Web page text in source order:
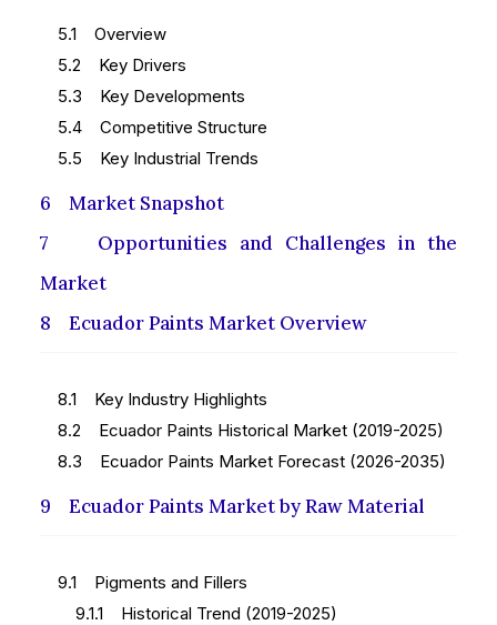
5.1 Overview
5.2 Key Drivers
5.3 Key Developments
5.4 Competitive Structure
5.5 Key Industrial Trends
6 Market Snapshot
7 Opportunities and Challenges in the
Market
8 Ecuador Paints Market Overview
8.1 Key Industry Highlights
8.2 Ecuador Paints Historical Market (2019-2025)
8.3 Ecuador Paints Market Forecast (2026-2035)
9 Ecuador Paints Market by Raw Material
9.1 Pigments and Fillers
9.1.1 Historical Trend (2019-2025)